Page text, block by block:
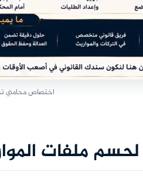
اختصاص محامي
لحسم ملفات